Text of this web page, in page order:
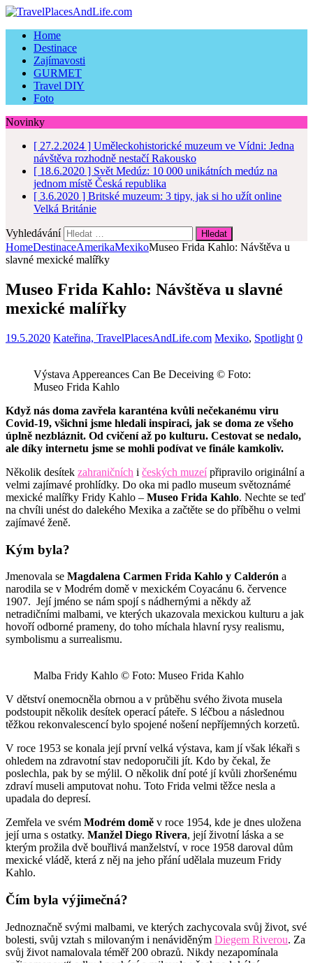
Home
Destinace
Zajímavosti
GURMET
Travel DIY
Foto
Novinky
[ 27.2.2024 ] Uměleckohistorické muzeum ve Vídni: Jedna
návštěva rozhodně nestačíRakousko
[ 18.6.2020 ] Svět Medúz: 10 000 unikátních medúz na
jednom místě Česká republika
[ 3.6.2020 ] Britské muzeum: 3 tipy, jak si ho užít online
Velká Británie
Vyhledávání
HomeDestinaceAmerikaMexikoMuseo Frida Kahlo: Návštěva u
slavné mexické malířky
Museo Frida Kahlo: Návštěva u slavné
mexické malířky
19.5.2020 Kateřina, TravelPlacesAndLife.com Mexiko, Spotlight 0
Výstava Appereances Can Be Deceiving © Foto:
Museo Frida Kahlo
Když nás doma zavřela karanténa kvůli nečekanému viru
Covid-19, všichni jsme hledali inspiraci, jak se doma ze všeho
úplně nezbláznit. Od cvičení až po kulturu. Cestovat se nedalo,
ale díky internetu jsme se mohli podívat ve finále kamkoliv.
Několik desítek zahraničních i českých muzeípřipravilo originální a
velmi zajímavé prohlídky. Do oka mi padlo museum světoznámé
mexické malířky Fridy Kahlo – Museo Frida Kahlo. Nechte se teď
na chvíli unést do dalekého Mexika a začtěte se do příběhu o velmi
zajímavé ženě.
Kým byla?
Jmenovala se Magdalena Carmen Frida Kahlo y Calderón a
narodila se v Modrém domě v mexickém Coyacánu 6. července
1907. Její jméno se nám spojí s nádhernými a někdy až
netradičními malbami, ve kterých ukazovala mexickou kulturu a jak
hovoří odborné prameny, do toho míchala hlavní rysy realismu,
symbolismu a surrealismu.
Malba Fridy Kahlo © Foto: Museo Frida Kahlo
V dětství onemocněla obrnou a v průběhu svého života musela
podstoupit několik desítek operací páteře. S léčbou a následnou
těžkou rekonvalescencí bylo spojené nošení nepříjemných korzetů.
V roce 1953 se konala její první velká výstava, kam jí však lékaři s
ohledem na zdravotní stav nedoporučili jít. Kdo by čekal, že
poslechla, pak by se mýlil. O několik dní poté jí kvůli zhoršenému
zdraví museli amputovat nohu. Toto Frida velmi těžce nesla a
upadala do depresí.
Zemřela ve svém Modrém domě v roce 1954, kde je dnes uložena
její urna s ostatky. Manžel Diego Rivera, její životní láska a se
kterým prožila dvě bouřlivá manželství, v roce 1958 daroval dům
mexické vládě, která z něj na jeho přání udělala muzeum Fridy
Kahlo.
Čím byla výjimečná?
Jednoznačně svými malbami, ve kterých zachycovala svůj život, své
bolesti, svůj vztah s milovaným i nenáviděným Diegem Riverou. Za
svůj život namalovala téměř 200 obrazů. Nikdy nezapomínala